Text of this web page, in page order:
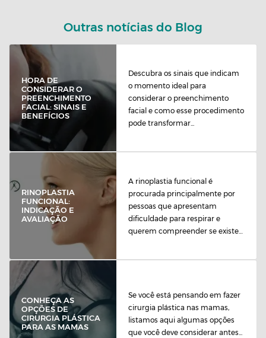
Outras notícias do Blog
HORA DE
CONSIDERAR O
PREENCHIMENTO
FACIAL: SINAIS E
BENEFÍCIOS
Descubra os sinais que indicam
o momento ideal para
considerar o preenchimento
facial e como esse procedimento
pode transformar...
RINOPLASTIA
FUNCIONAL:
INDICAÇÃO E
AVALIAÇÃO
A rinoplastia funcional é
procurada principalmente por
pessoas que apresentam
dificuldade para respirar e
querem compreender se existe
CONHEÇA AS
OPÇÕES DE
CIRURGIA PLÁSTICA
PARA AS MAMAS
Se você está pensando em fazer
cirurgia plástica nas mamas,
listamos aqui algumas opções
que você deve considerar antes...